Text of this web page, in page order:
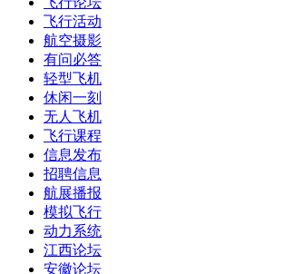
飞行活动
航空摄影
有问必答
轻型飞机
休闲一刻
无人飞机
飞行课程
信息发布
招聘信息
航展播报
模拟飞行
动力系统
江西论坛
安徽论坛